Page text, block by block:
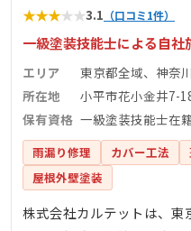
★★★★★3.1 （口コミ1件）
一級塗装技能士による自社
エリア
東京都全域、神奈
所在地
小平市花小金井7-
保有資格 一級塗装技能士在
雨漏り修理 カバー工法
屋根外壁塗装
株式会社カルテットは、